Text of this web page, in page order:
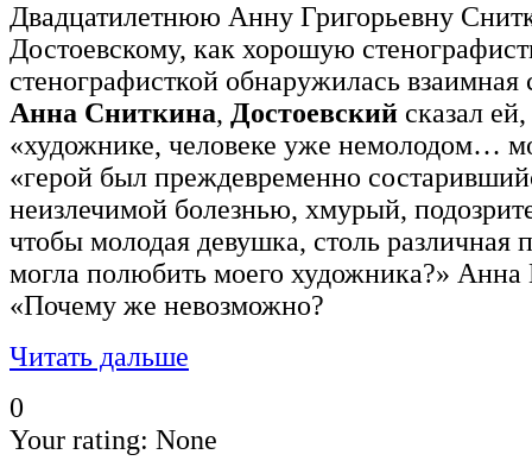
Двадцатилетнюю Анну Григорьевну
Достоевскому, как хорошую
стенографисткой обнаружилась
Анна Сниткина, Достоевский сказал
«художнике, человеке уже немолодом…
«герой был преждевременно
неизлечимой болезнью, хмурый,
чтобы молодая девушка, столь различная
могла полюбить моего художника?» Анна
«Почему же невозможно?
Читать дальше
0
Your rating: None